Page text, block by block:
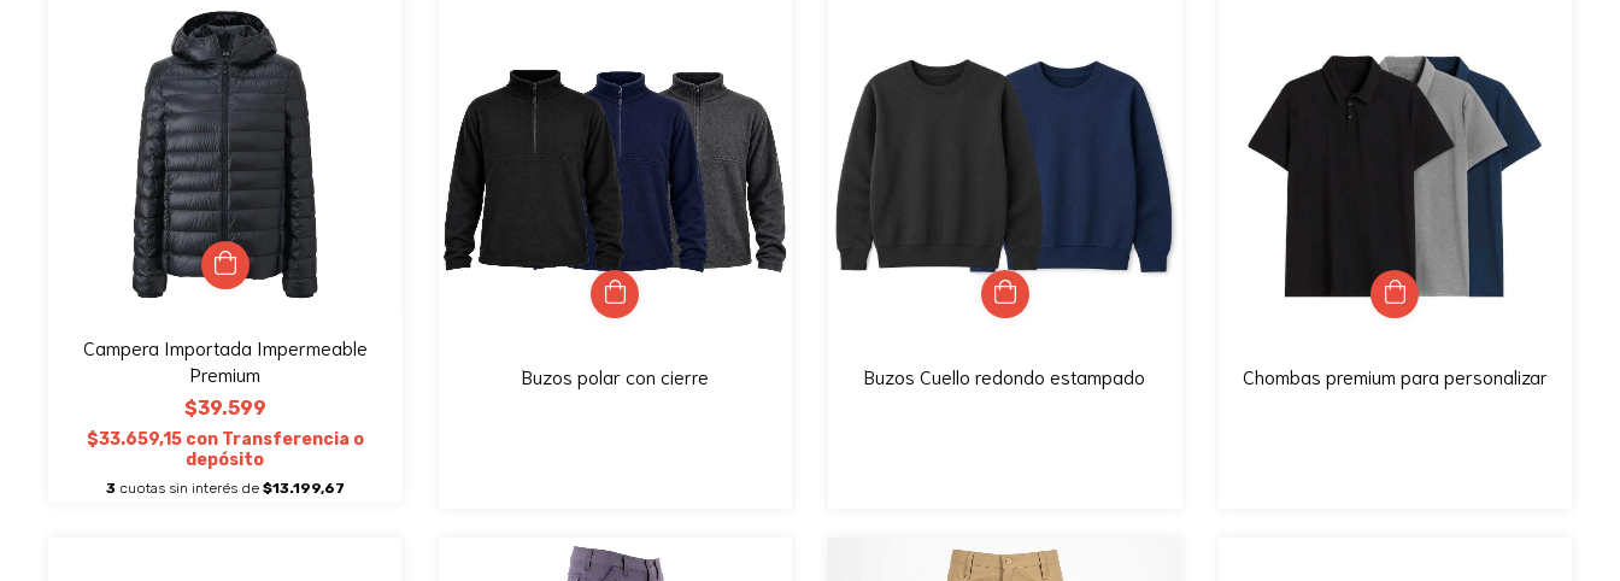
Campera Importada Impermeable
Premium
$39.599
$33.659,15 con Transferencia o
depósito
3 cuotas sin interés de $13.199,67
Buzos polar con cierre Buzos Cuello redondo estampado Chombas premium para personalizar